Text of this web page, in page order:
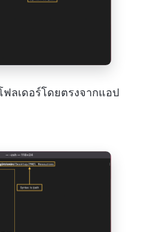
ฟลเดอร์โดยตรงจากแอป